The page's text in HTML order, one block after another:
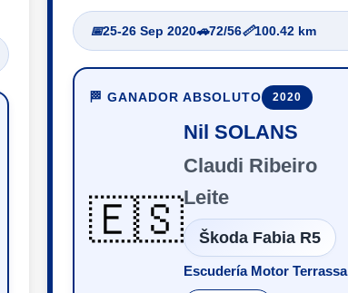
📅25-26 Sep 2020🚗72/56📏100.42 km
🏁 GANADOR ABSOLUTO 2020
🇪🇸
Nil SOLANS
Claudi Ribeiro
Leite
Škoda Fabia R5
Escudería Motor Terrassa